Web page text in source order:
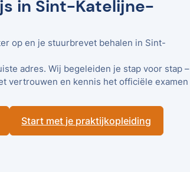
in Sint-Katelijne-
op en je stuurbrevet behalen in Sint-
adres. Wij begeleiden je stap voor stap –
vertrouwen en kennis het officiële examen
Start met je praktijkopleiding